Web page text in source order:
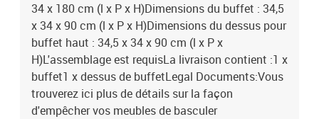
34 x 180 cm (l x P x H)Dimensions du buffet : 34,5
x 34 x 90 cm (l x P x H)Dimensions du dessus pour
buffet haut : 34,5 x 34 x 90 cm (l x P x
H)L'assemblage est requisLa livraison contient :1 x
buffet1 x dessus de buffetLegal Documents:Vous
trouverez ici plus de détails sur la façon
d'empêcher vos meubles de basculer